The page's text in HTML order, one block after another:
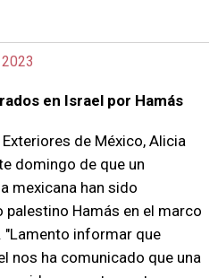
en Israel por Hamás
de México, Alicia
domingo de que un
mexicana han sido
Hamás en el marco
"Lamento informar que
nos ha comunicado que una